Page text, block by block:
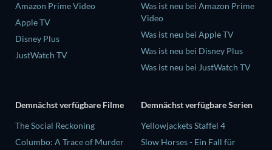
Amazon Prime Video
Apple TV
Disney Plus
JustWatch TV
Was ist neu bei Amazon Prime
Video
Was ist neu bei Apple TV
Was ist neu bei Disney Plus
Was ist neu bei JustWatch TV
Demnächst verfügbare Filme
The Social Reckoning
Columbo: A Trace of Murder
Demnächst verfügbare Serien
Yellowjackets Staffel 4
Slow Horses - Ein Fall für